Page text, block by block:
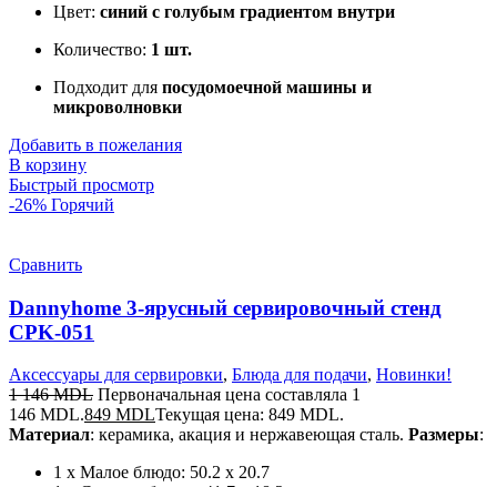
Цвет: синий с голубым градиентом внутри
Количество: 1 шт.
Подходит для посудомоечной машины и
микроволновки
Добавить в пожелания
В корзину
Быстрый просмотр
-26% Горячий
Сравнить
Dannyhome 3-ярусный сервировочный стенд
CPK-051
Аксессуары для сервировки, Блюда для подачи, Новинки!
1 146MDL Первоначальная цена составляла 1
146 MDL.849 MDLТекущая цена: 849 MDL.
Материал: керамика, акация и нержавеющая сталь. Размеры:
1 х Малое блюдо: 50.2 х 20.7